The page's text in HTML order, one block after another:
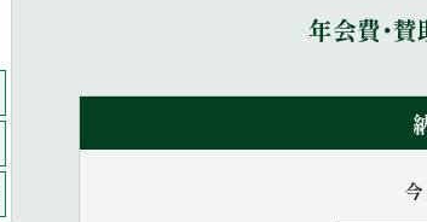
年会費・
今